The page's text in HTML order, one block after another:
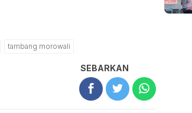
tambang morowali
SEBARKAN